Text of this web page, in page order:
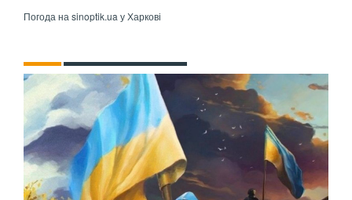
Погода на sinoptik.ua у Харкові